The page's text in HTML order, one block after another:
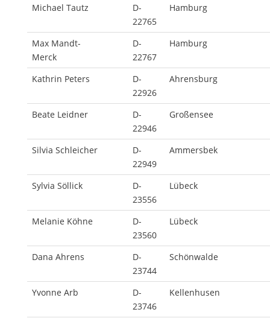
Michael Tautz
D-
22765
Hamburg
Max Mandt-
Merck
D-
22767
Hamburg
Kathrin Peters
D-
22926
Ahrensburg
Beate Leidner
D-
22946
Großensee
Silvia Schleicher
D-
22949
Ammersbek
Sylvia Söllick
D-
23556
Lübeck
Melanie Köhne
D-
23560
Lübeck
Dana Ahrens
D-
23744
Schönwalde
Yvonne Arb
D-
23746
Kellenhusen